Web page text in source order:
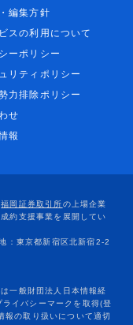
編集方針
スの利用について
ーポリシー
リティポリシー
力排除ポリシー
せ
報